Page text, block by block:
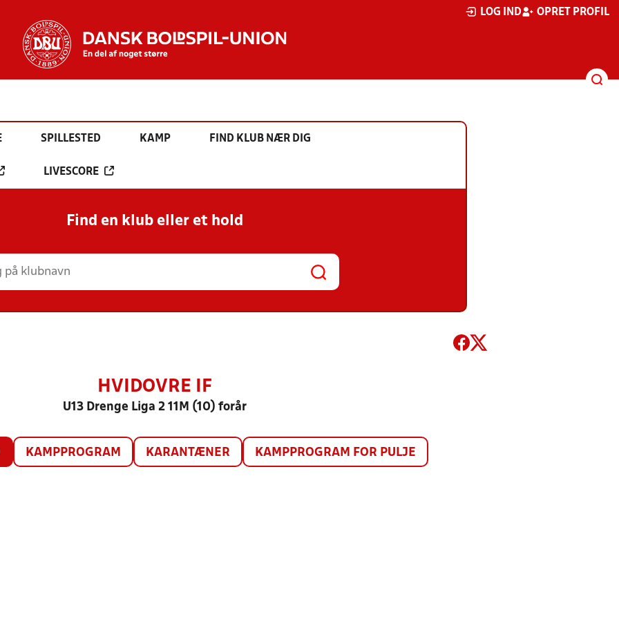
LOG IND OPRET PROFIL
SPILLESTED KAMP FIND KLUB NÆR DIG
LIVESCORE
Find en klub eller et hold
HVIDOVRE IF
U13 Drenge Liga 2 11M (10) forår
KAMPPROGRAM KARANTÆNER KAMPPROGRAM FOR PULJE